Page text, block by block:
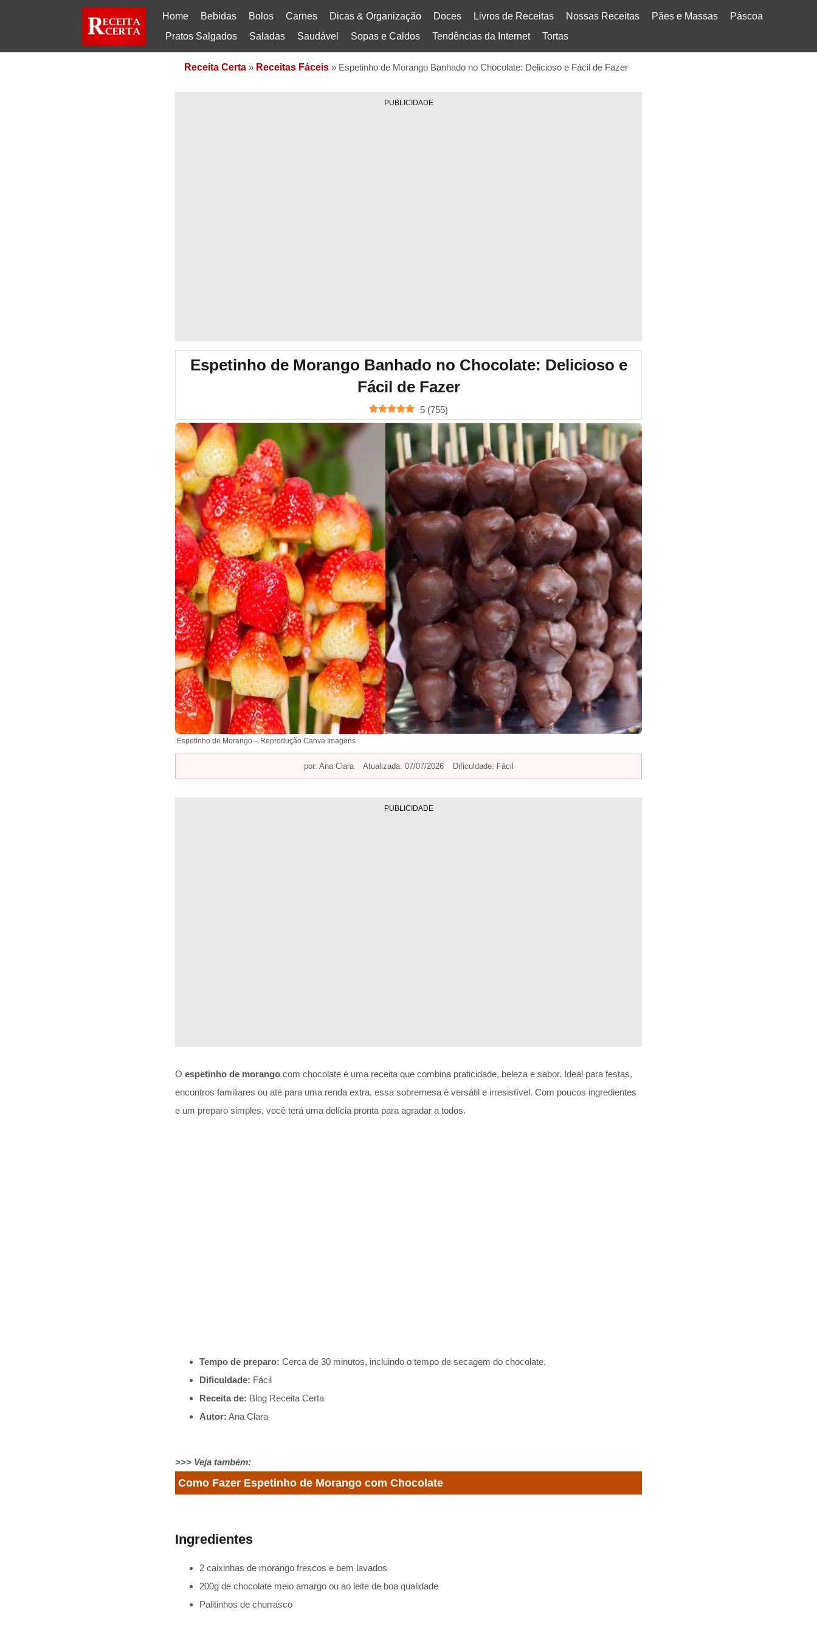
Home Bebidas Bolos Carnes Dicas & Organização Doces Livros de Receitas Nossas Receitas Pães e Massas
Páscoa
Pratos Salgados
Saladas Saudável Sopas e Caldos Tendências da Internet Tortas
Receita Certa » Receitas Fáceis » Espetinho de Morango Banhado no Chocolate: Delicioso e Fácil de Fazer
PUBLICIDADE
Espetinho de Morango Banhado no Chocolate: Delicioso e
Fácil de Fazer
5 (755)
Espetinho de Morango – Reprodução Canva Imagens
por: Ana Clara Atualizada: 07/07/2026 Dificuldade: Fácil
PUBLICIDADE
O espetinho de morango com chocolate é uma receita que combina praticidade, beleza e sabor. Ideal para festas,
encontros familiares ou até para uma renda extra, essa sobremesa é versátil e irresistível. Com poucos ingredientes
e um preparo simples, você terá uma delícia pronta para agradar a todos.
Tempo de preparo: Cerca de 30 minutos, incluindo o tempo de secagem do chocolate.
Dificuldade: Fácil
Receita de: Blog Receita Certa
Autor: Ana Clara
>>> Veja também:
Como Fazer Espetinho de Morango com Chocolate
Ingredientes
2 caixinhas de morango frescos e bem lavados
200g de chocolate meio amargo ou ao leite de boa qualidade
Palitinhos de churrasco